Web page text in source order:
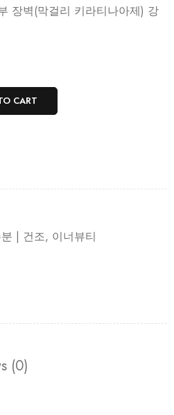
장벽(막걸리 키라티나아제) 강
CART
| 건조, 이너뷰티
(0)